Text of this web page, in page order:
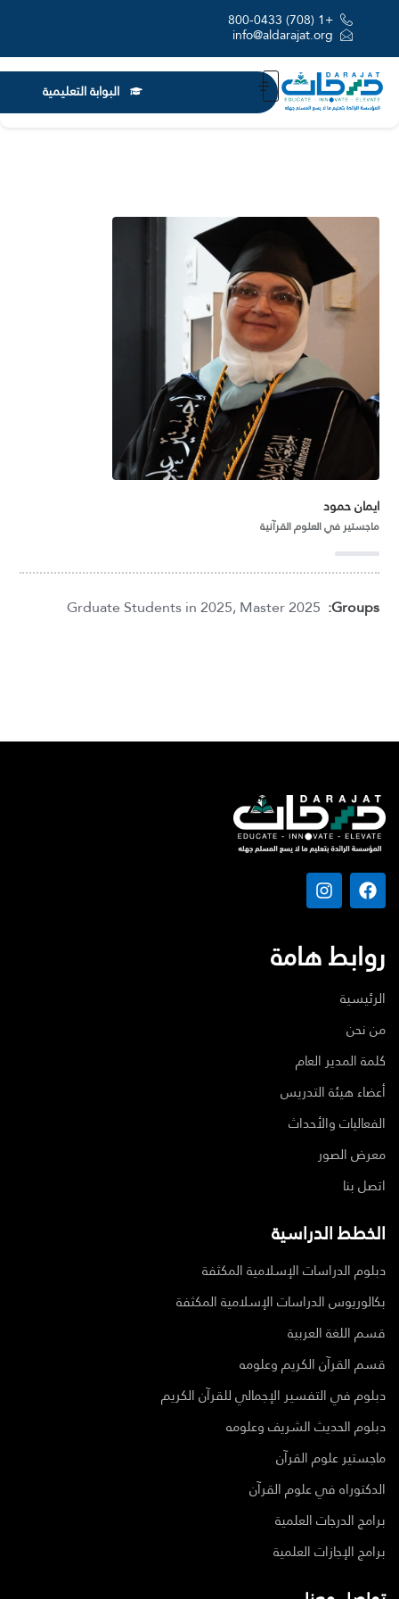
+1 (708) 800-0433
info@aldarajat.org
البوابة التعليمية
ايمان حمود
ماجستير في العلوم القرآنية
Groups:
Grduate Students in 2025,Master 2025
روابط هامة
الرئيسية
من نحن
كلمة المدير العام
أعضاء هيئة التدريس
الفعاليات والأحداث
معرض الصور
اتصل بنا
الخطط الدراسية
دبلوم الدراسات الإسلامية المكثفة
بكالوريوس الدراسات الإسلامية المكثفة
قسم اللغة العربية
قسم القرآن الكريم وعلومه
دبلوم في التفسير الإجمالي للقرآن الكريم
دبلوم الحديث الشريف وعلومه
ماجستير علوم القرآن
الدكتوراه في علوم القرآن
برامج الدرجات العلمية
برامج الإجازات العلمية